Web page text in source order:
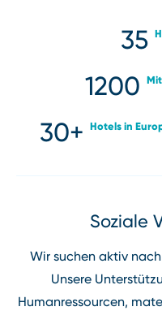
35
1200
30+ Hotels in
Soziale
Wir suchen aktiv
Unsere
Humanressourcen,